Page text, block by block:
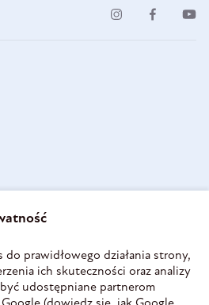
prawidłowego działania strony,
ich skuteczności oraz analizy
udostępniane partnerom